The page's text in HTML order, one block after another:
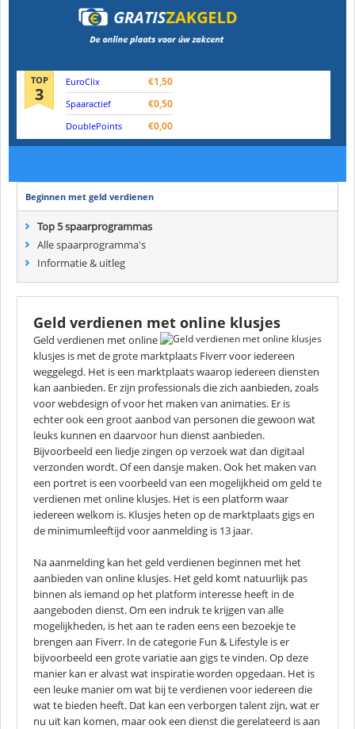
TOP
3
EuroClix €1,50
Spaaractief €0,50
DoublePoints €0,00
Beginnen met geld verdienen
Top 5 spaarprogrammas
Alle spaarprogramma's
Informatie & uitleg
Geld verdienen met online klusjes
Geld verdienen met online
klusjes is met de grote marktplaats Fiverr voor iedereen
weggelegd. Het is een marktplaats waarop iedereen diensten
kan aanbieden. Er zijn professionals die zich aanbieden, zoals
voor webdesign of voor het maken van animaties. Er is
echter ook een groot aanbod van personen die gewoon wat
leuks kunnen en daarvoor hun dienst aanbieden.
Bijvoorbeeld een liedje zingen op verzoek wat dan digitaal
verzonden wordt. Of een dansje maken. Ook het maken van
een portret is een voorbeeld van een mogelijkheid om geld te
verdienen met online klusjes. Het is een platform waar
iedereen welkom is. Klusjes heten op de marktplaats gigs en
de minimumleeftijd voor aanmelding is 13 jaar.
Na aanmelding kan het geld verdienen beginnen met het
aanbieden van online klusjes. Het geld komt natuurlijk pas
binnen als iemand op het platform interesse heeft in de
aangeboden dienst. Om een indruk te krijgen van alle
mogelijkheden, is het aan te raden eens een bezoekje te
brengen aan Fiverr. In de categorie Fun & Lifestyle is er
bijvoorbeeld een grote variatie aan gigs te vinden. Op deze
manier kan er alvast wat inspiratie worden opgedaan. Het is
een leuke manier om wat bij te verdienen voor iedereen die
wat te bieden heeft. Dat kan een verborgen talent zijn, wat er
nu uit kan komen, maar ook een dienst die gerelateerd is aan